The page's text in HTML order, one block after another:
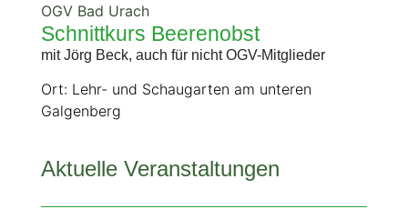
OGV Bad Urach
Schnittkurs Beerenobst
mit Jörg Beck, auch für nicht OGV-Mitglieder
Ort: Lehr- und Schaugarten am unteren
Galgenberg
Aktuelle Veranstaltungen